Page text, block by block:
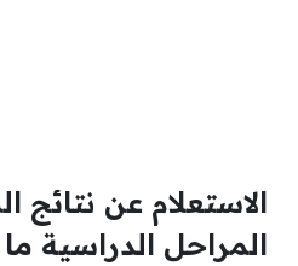
الاستعلام عن نتائج
المراحل الدراسية